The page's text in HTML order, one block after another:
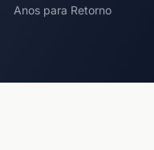
Anos para Retorno